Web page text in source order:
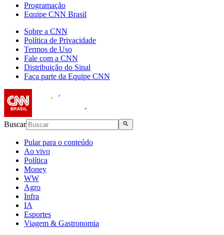
Programação
Equipe CNN Brasil
Sobre a CNN
Política de Privacidade
Termos de Uso
Fale com a CNN
Distribuição do Sinal
Faça parte da Equipe CNN
Buscar
Pular para o conteúdo
Ao vivo
Política
Money
WW
Agro
Infra
IA
Esportes
Viagem & Gastronomia